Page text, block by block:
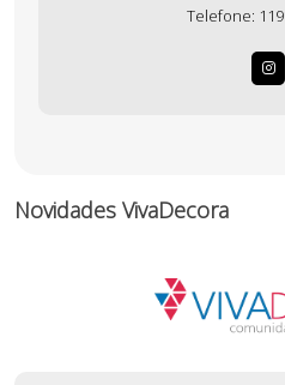
Telefone:
Novidades VivaDecora